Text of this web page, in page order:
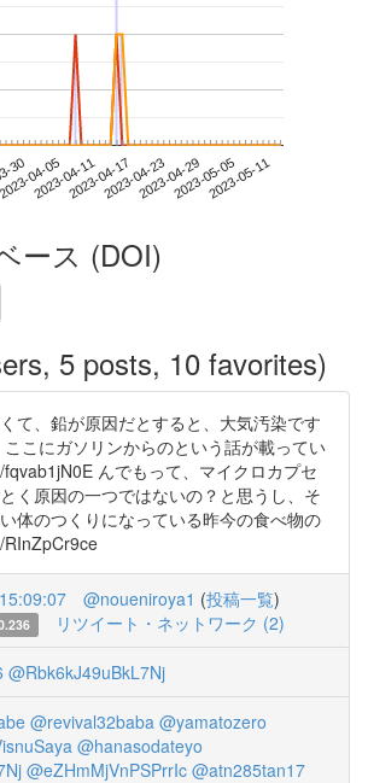
3004-05
2023-04-112023-04-172023-04-232023-04-292023-05-052023-05-11
ース (DOI)
5 posts, 10 favorites)
て、鉛が原因だとすると、大気汚染です
こにガソリンからのという話が載ってい
んでもって、マイクロカプセ
く原因の一つではないの？と思うし、そ
体のつくりになっている昨今の食べ物の
@noueniroya1 (投稿一覧)
リツイート・ネットワーク (2)
@Rbk6kJ49uBkL7Nj
@revival32baba @yamatozero
@hanasodateyo
@eZHmMjVnPSPrrIc @atn285tan17